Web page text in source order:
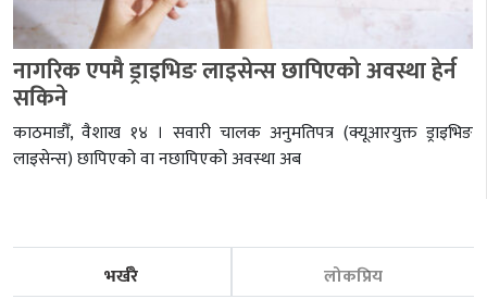
नागरिक एपमै ड्राइभिङ लाइसेन्स छापिएको अवस्था हेर्न
सकिने
काठमाडौँ, वैशाख १४ । सवारी चालक अनुमतिपत्र (क्यूआरयुक्त ड्राइभिङ
लाइसेन्स) छापिएको वा नछापिएको अवस्था अब
भर्खरै लोकप्रिय